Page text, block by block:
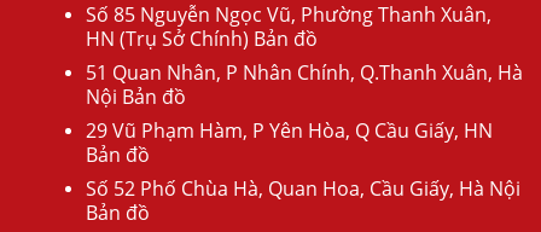
Số 85 Nguyễn Ngọc Vũ, Phường Thanh Xuân,
HN (Trụ Sở Chính) Bản đồ
51 Quan Nhân, P Nhân Chính, Q.Thanh Xuân, Hà
Nội Bản đồ
29 Vũ Phạm Hàm, P Yên Hòa, Q Cầu Giấy, HN
Bản đồ
Số 52 Phố Chùa Hà, Quan Hoa, Cầu Giấy, Hà Nội
Bản đồ